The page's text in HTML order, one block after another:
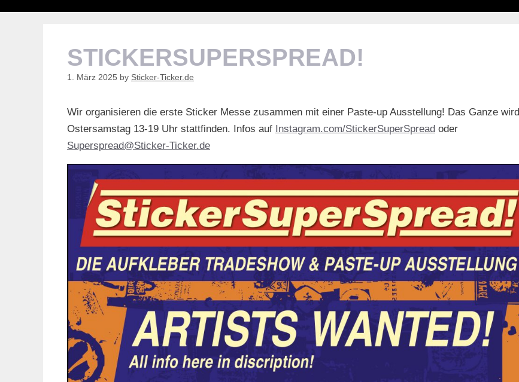
STICKERSUPERSPREAD!
1. März 2025 by Sticker-Ticker.de
Wir organisieren die erste Sticker Messe zusammen mit einer Paste-up Ausstellung! Das Ganze wird
Ostersamstag 13-19 Uhr stattfinden. Infos auf Instagram.com/StickerSuperSpread oder
Superspread@Sticker-Ticker.de